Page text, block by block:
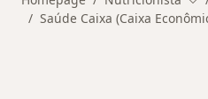
Saúde Caixa (Caixa